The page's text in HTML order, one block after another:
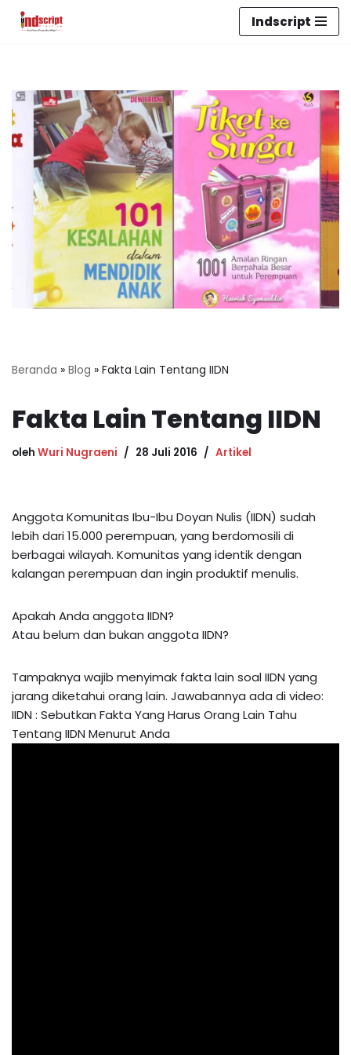
Indscript
Beranda » Blog » Fakta Lain Tentang IIDN
Fakta Lain Tentang IIDN
oleh Wuri Nugraeni 28 Juli 2016 Artikel
Anggota Komunitas Ibu-Ibu Doyan Nulis (IIDN) sudah
lebih dari 15.000 perempuan, yang berdomosili di
berbagai wilayah. Komunitas yang identik dengan
kalangan perempuan dan ingin produktif menulis.
Apakah Anda anggota IIDN?
Atau belum dan bukan anggota IIDN?
Tampaknya wajib menyimak fakta lain soal IIDN yang
jarang diketahui orang lain. Jawabannya ada di video:
IIDN : Sebutkan Fakta Yang Harus Orang Lain Tahu
Tentang IIDN Menurut Anda